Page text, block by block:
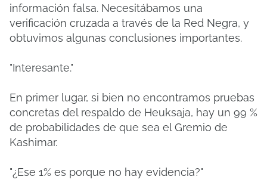
información falsa. Necesitábamos una
verificación cruzada a través de la Red Negra, y
obtuvimos algunas conclusiones importantes.
"Interesante."
En primer lugar, si bien no encontramos pruebas
concretas del respaldo de Heuksaja, hay un 99 %
de probabilidades de que sea el Gremio de
Kashimar.
"¿Ese 1% es porque no hay evidencia?"